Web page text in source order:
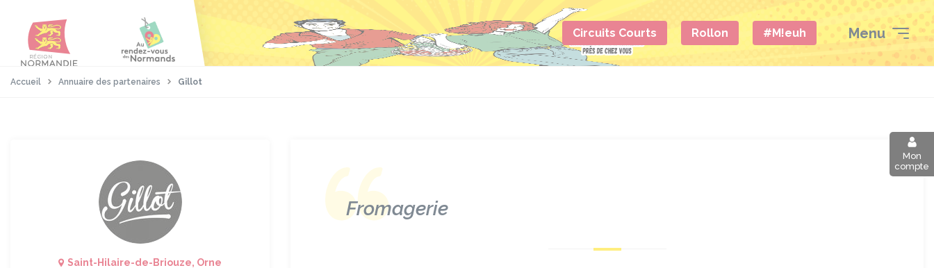
contenu
principal
page
Circuits Courts Rollon #M!euh Menu
Mon
compte
Accueil Annuaire des partenaires Gillot
Saint-Hilaire-de-Briouze, Orne
Fromagerie